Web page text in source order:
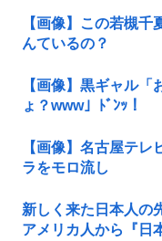
【画像】この若槻
んているの？
【画像】黒ギャル
ょ？www」ﾄﾞﾝｯ！
【画像】名古屋テ
ラをモロ流し
新しく来た日本人の
アメリカ人から『日